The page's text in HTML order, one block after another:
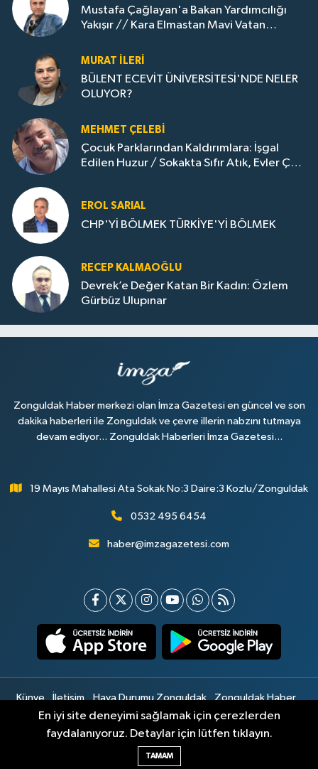
Mustafa Çağlayan'a Bakan Yardımcılığı
Yakışır // ​Kara Elmastan Mavi Vatan
MURAT İLERI
BÜLENT ECEVİT ÜNİVERSİTESİ'NDE NELER
OLUYOR?
MEHMET ÇELEBI
Çocuk Parklarından Kaldırımlara: İşgal
Edilen Huzur / Sokakta Sıfır Atık, Evler Çöp
EROL SARIAL
CHP'Yİ BÖLMEK TÜRKİYE'Yİ BÖLMEK
RECEP KALMAOĞLU
Devrek’e Değer Katan Bir Kadın: Özlem
Gürbüz Ulupınar
Zonguldak Haber merkezi olan İmza Gazetesi en güncel ve son
dakika haberleri ile Zonguldak ve çevre illerin nabzını tutmaya
devam ediyor... Zonguldak Haberleri İmza Gazetesi...
19 Mayıs Mahallesi Ata Sokak No:3 Daire:3 Kozlu/Zonguldak
0532 495 6454
haber@imzagazetesi.com
Künye İletişim Hava Durumu Zonguldak
Zonguldak Haber
Gizlilik Sözleşmesi
Hizmet Şartları Sitemap
Haber Yazılımı:
En iyi site deneyimi sağlamak için çerezlerden
faydalanıyoruz. Detaylar için lütfen tıklayın.
TAMAM